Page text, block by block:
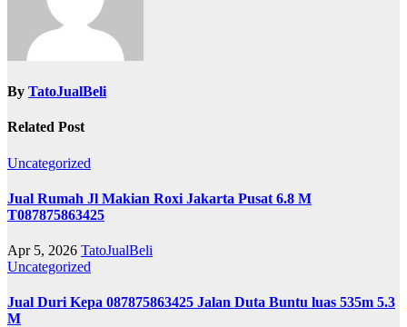
By TatoJualBeli
Related Post
Uncategorized
Jual Rumah Jl Makian Roxi Jakarta Pusat 6.8 M
T087875863425
Apr 5, 2026 TatoJualBeli
Uncategorized
Jual Duri Kepa 087875863425 Jalan Duta Buntu luas 535m 5.3
M